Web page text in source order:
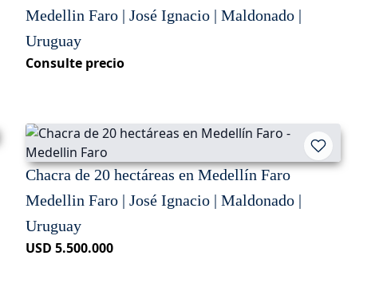
Medellin Faro | José Ignacio | Maldonado |
Uruguay
Consulte precio
Chacra de 20 hectáreas en Medellín Faro
Medellin Faro | José Ignacio | Maldonado |
Uruguay
USD 5.500.000